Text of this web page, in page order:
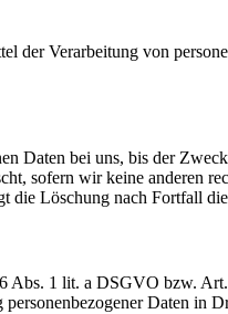
der Verarbeitung von
Daten bei uns, bis der
sofern wir keine anderen
die Löschung nach Fortfall
Abs. 1 lit. a DSGVO bzw.
Daten in